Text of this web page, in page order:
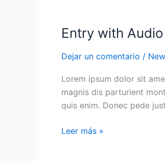
Entry with Audio
Dejar un comentario /
Lorem ipsum dolor sit
magnis dis parturient
quis enim. Donec pede
Entry
Audio
Leer más »